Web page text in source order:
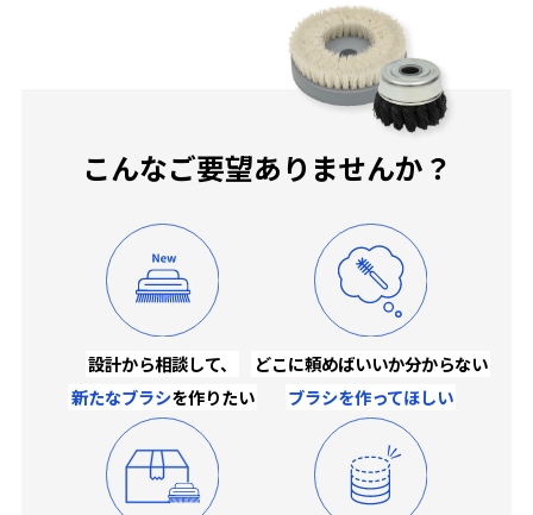
こんなご要望ありませんか？
設計から相談して、
新たなブラシを作りたい
どこに頼めばいいか分からない
ブラシを作ってほしい